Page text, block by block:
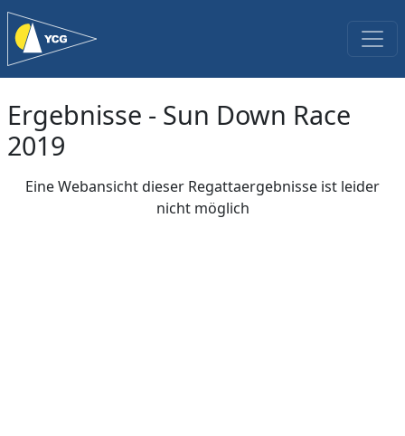
Ergebnisse - Sun Down Race
2019
Eine Webansicht dieser Regattaergebnisse ist leider
nicht möglich